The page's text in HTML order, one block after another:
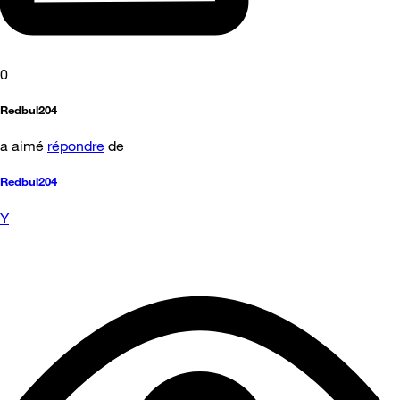
0
Redbul204
a aimé répondre de
Redbul204
Y